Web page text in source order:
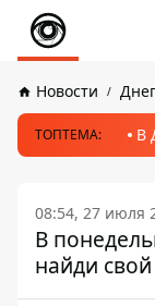
Новости
ТОПТЕМА: В
08:54, 27 июля
В
найди